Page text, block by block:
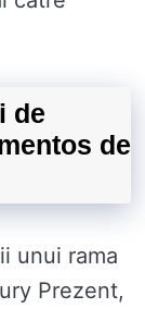
de
de
unui rama
Prezent,